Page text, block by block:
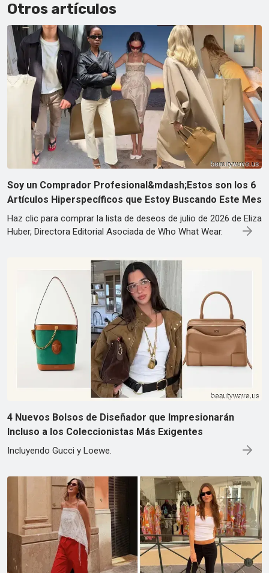
Otros artículos
Soy un Comprador Profesional&mdash;Estos son los 6
Artículos Hiperspecíficos que Estoy Buscando Este Mes
Haz clic para comprar la lista de deseos de julio de 2026 de Eliza
Huber, Directora Editorial Asociada de Who What Wear.
4 Nuevos Bolsos de Diseñador que Impresionarán
Incluso a los Coleccionistas Más Exigentes
Incluyendo Gucci y Loewe.